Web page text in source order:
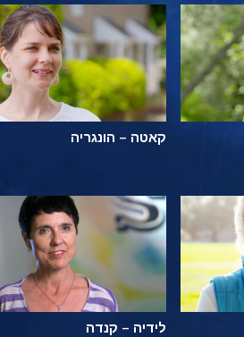
קאטה – הונגריה
לידיה – קנדה